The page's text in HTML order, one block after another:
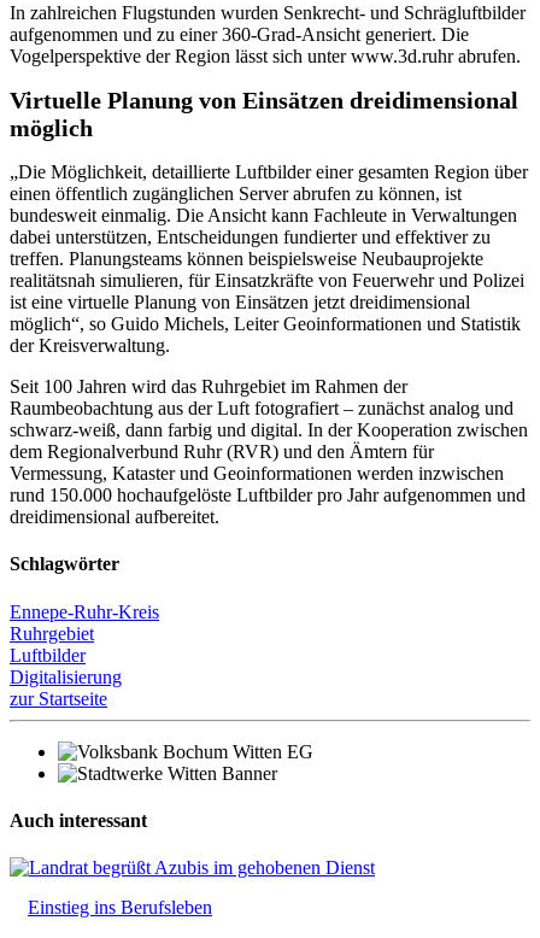
In zahlreichen Flugstunden wurden Senkrecht- und Schrägluftbilder
aufgenommen und zu einer 360-Grad-Ansicht generiert. Die
Vogelperspektive der Region lässt sich unter www.3d.ruhr abrufen.
Virtuelle Planung von Einsätzen dreidimensional
möglich
„Die Möglichkeit, detaillierte Luftbilder einer gesamten Region über
einen öffentlich zugänglichen Server abrufen zu können, ist
bundesweit einmalig. Die Ansicht kann Fachleute in Verwaltungen
dabei unterstützen, Entscheidungen fundierter und effektiver zu
treffen. Planungsteams können beispielsweise Neubauprojekte
realitätsnah simulieren, für Einsatzkräfte von Feuerwehr und Polizei
ist eine virtuelle Planung von Einsätzen jetzt dreidimensional
möglich“, so Guido Michels, Leiter Geoinformationen und Statistik
der Kreisverwaltung.
Seit 100 Jahren wird das Ruhrgebiet im Rahmen der
Raumbeobachtung aus der Luft fotografiert – zunächst analog und
schwarz-weiß, dann farbig und digital. In der Kooperation zwischen
dem Regionalverbund Ruhr (RVR) und den Ämtern für
Vermessung, Kataster und Geoinformationen werden inzwischen
rund 150.000 hochaufgelöste Luftbilder pro Jahr aufgenommen und
dreidimensional aufbereitet.
Schlagwörter
Ennepe-Ruhr-Kreis
Ruhrgebiet
Luftbilder
Digitalisierung
zur Startseite
Auch interessant
Einstieg ins Berufsleben